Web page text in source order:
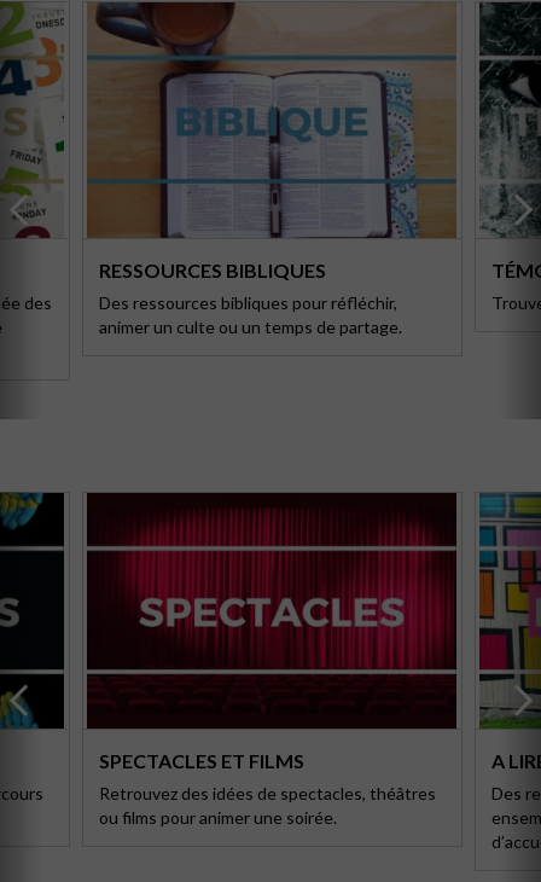
des
RESSOURCES BIBLIQUES
Des ressources bibliques pour réfléchir,
animer un culte ou un temps de partage.
SPECTACLES ET FILMS
Retrouvez des idées de spectacles, théâtres
ou films pour animer une soirée.
A
Des